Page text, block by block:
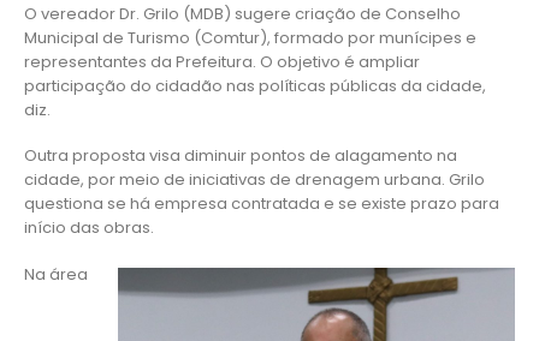
O vereador Dr. Grilo (MDB) sugere criação de Conselho
Municipal de Turismo (Comtur), formado por munícipes e
representantes da Prefeitura. O objetivo é ampliar
participação do cidadão nas políticas públicas da cidade,
diz.
Outra proposta visa diminuir pontos de alagamento na
cidade, por meio de iniciativas de drenagem urbana. Grilo
questiona se há empresa contratada e se existe prazo para
início das obras.
Na área